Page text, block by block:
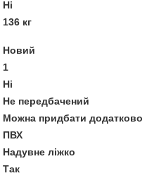
Ні
136 кг
Новий
1
Ні
Не передбачений
Можна придбати додатково
ПВХ
Надувне ліжко
Так